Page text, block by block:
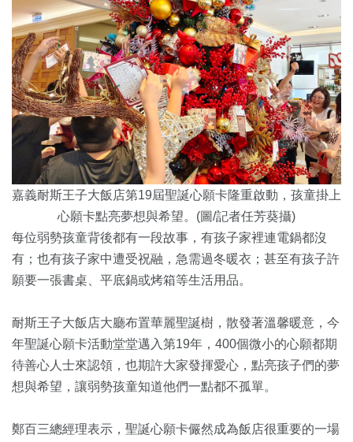
嘉義耐斯王子大飯店第19屆聖誕心願卡隆重啟動，孩童掛上
心願卡點亮夢想與希望。(圖/記者任芳葵攝)
每位弱勢孩童背後都有一段故事， 有孩子家裡連電鍋都沒
有；也有孩子家中遭受祝融，急需過冬暖衣； 甚至有孩子許
願要一張書桌、平底鍋或烤箱等生活用品。
耐斯王子大飯店大廳布置華麗聖誕樹，散發著溫馨暖意，今
年聖誕心願卡活動堂堂邁入第19年，400個微小的心願都期
待善心人士來認領，也期許大家發揮愛心， 點亮孩子們的夢
想與希望，讓弱勢孩童知道他們一點都不孤單。
鄭百三總經理表示，聖誕心願卡儼然成為飯店很重要的一場